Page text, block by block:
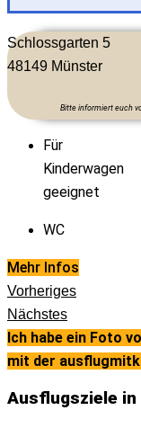
Schlossgarten 5
48149 Münster
Bitte informiert euch
Für
Kinderwagen
geeignet
WC
Mehr Infos
Vorheriges
Nächstes
Ich habe ein Foto
mit der
Ausflugsziele in